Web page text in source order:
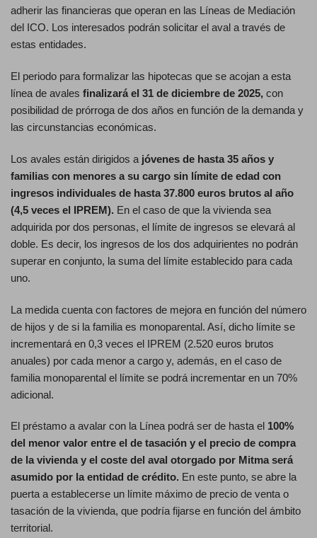
adherir las financieras que operan en las Líneas de Mediación
del ICO. Los interesados podrán solicitar el aval a través de
estas entidades.
El periodo para formalizar las hipotecas que se acojan a esta
línea de avales finalizará el 31 de diciembre de 2025, con
posibilidad de prórroga de dos años en función de la demanda y
las circunstancias económicas.
Los avales están dirigidos a jóvenes de hasta 35 años y
familias con menores a su cargo sin límite de edad con
ingresos individuales de hasta 37.800 euros brutos al año
(4,5 veces el IPREM). En el caso de que la vivienda sea
adquirida por dos personas, el límite de ingresos se elevará al
doble. Es decir, los ingresos de los dos adquirientes no podrán
superar en conjunto, la suma del límite establecido para cada
uno.
La medida cuenta con factores de mejora en función del número
de hijos y de si la familia es monoparental. Así, dicho límite se
incrementará en 0,3 veces el IPREM (2.520 euros brutos
anuales) por cada menor a cargo y, además, en el caso de
familia monoparental el límite se podrá incrementar en un 70%
adicional.
El préstamo a avalar con la Línea podrá ser de hasta el 100%
del menor valor entre el de tasación y el precio de compra
de la vivienda y el coste del aval otorgado por Mitma será
asumido por la entidad de crédito. En este punto, se abre la
puerta a establecerse un límite máximo de precio de venta o
tasación de la vivienda, que podría fijarse en función del ámbito
territorial.